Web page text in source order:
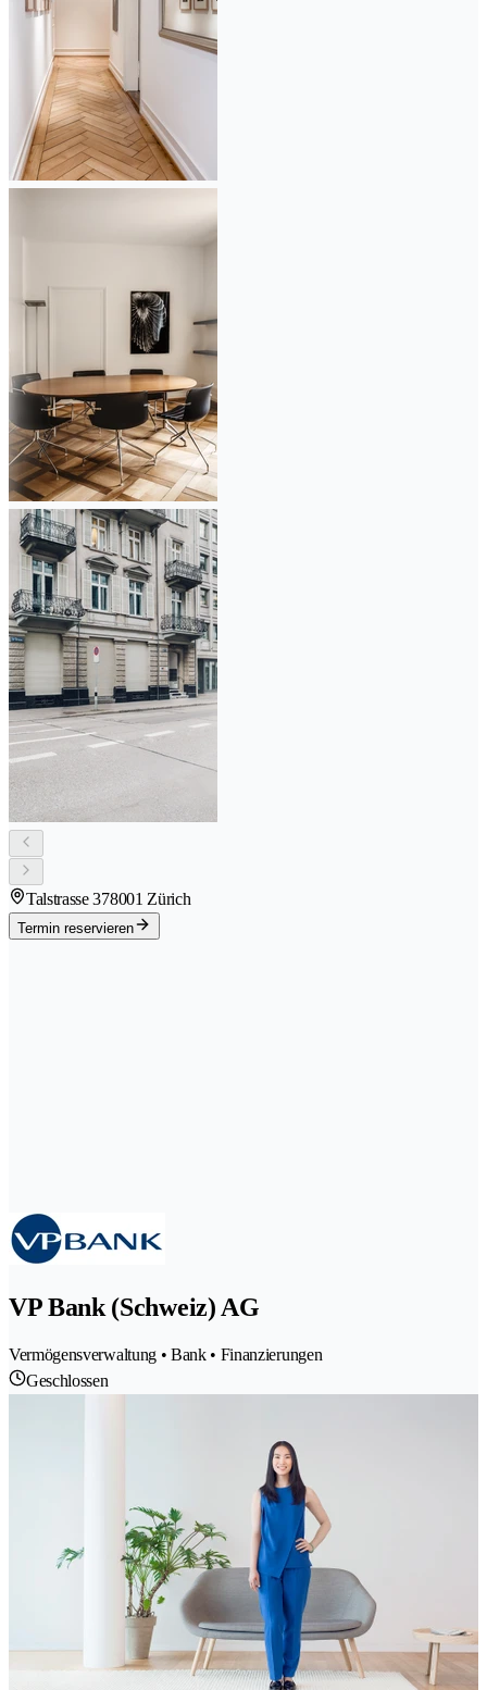
Talstrasse 378001 Zürich
Termin reservieren
VP Bank (Schweiz) AG
Vermögensverwaltung • Bank • Finanzierungen
Geschlossen